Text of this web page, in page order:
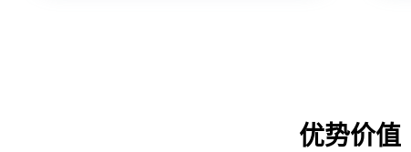
优势价值